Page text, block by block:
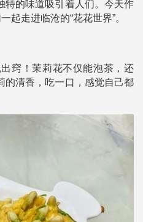
特的味道吸引着人们。今天作
起走进临沧的“花花世界”。
窍！茉莉花不仅能泡茶，还
的清香，吃一口，感觉自己都